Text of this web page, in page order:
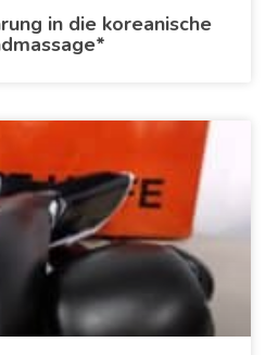
in die koreanische